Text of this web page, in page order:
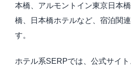
本橋、アルモントイン東京日本
橋、日本橋ホテルなど、宿泊関
す。
ホテル系SERPでは、公式サイ